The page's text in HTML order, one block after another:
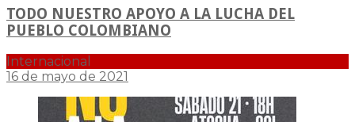
TODO NUESTRO APOYO A LA LUCHA DEL
PUEBLO COLOMBIANO
Internacional
16 de mayo de 2021